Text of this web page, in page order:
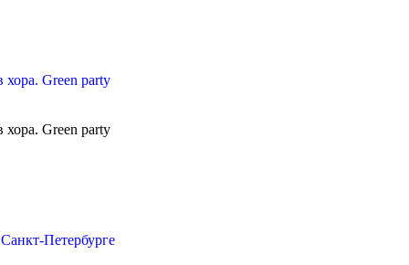
Green party
Green party
Петербурге